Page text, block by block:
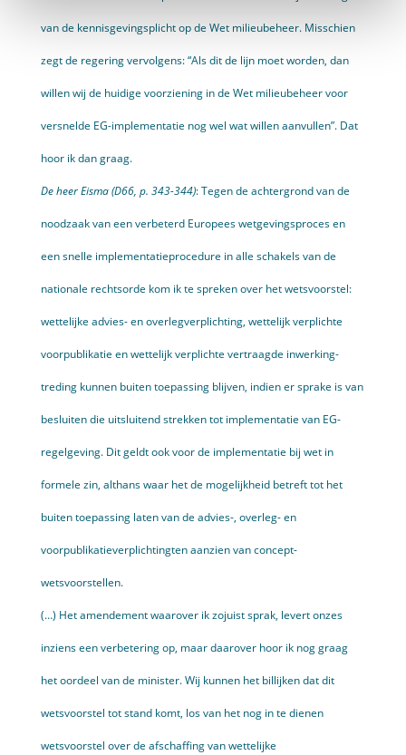
van de kennisgevingsplicht op de Wet milieubeheer. Misschien
zegt de regering vervolgens: “Als dit de lijn moet worden, dan
willen wij de huidige voorziening in de Wet milieu­beheer voor
versnelde EG-implemen­tatie nog wel wat willen aanvullen”. Dat
hoor ik dan graag.
De heer Eisma (D66, p. 343-344): Tegen de achtergrond van de
noodzaak van een verbeterd Europees wetgevingsproces en
een snelle implementatieprocedure in alle schakels van de
nationale rechtsorde kom ik te spreken over het wetsvoorstel:
wettelijke advies­- en overlegverplichting, wettelijk verplichte
voorpublikatie en wettelijk verplichte vertraagde inwerking­
treding kunnen buiten toepassing blijven, indien er sprake is van
besluiten die uitsluitend strekken tot implementatie van EG-
regelgeving. Dit geldt ook voor de implementatie bij wet in
formele zin, althans waar het de mogelijkheid betreft tot het
buiten toepassing laten van de advies-, overleg- en
voorpublikatie­verplichtingten aanzien van concept­
wetsvoorstellen.
(…) Het amendement waarover ik zojuist sprak, levert onzes
inziens een verbetering op, maar daarover hoor ik nog graag
het oordeel van de minister. Wij kunnen het billijken dat dit
wetsvoorstel tot stand komt, los van het nog in te dienen
wetsvoorstel over de afschaffing van wettelijke